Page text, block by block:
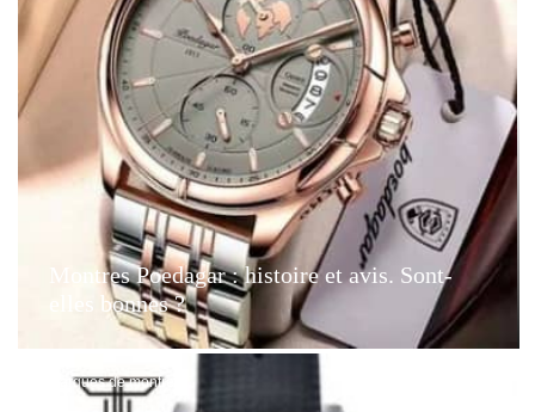
Montres Poedagar : histoire et avis. Sont-
elles bonnes ?
Marques de montres